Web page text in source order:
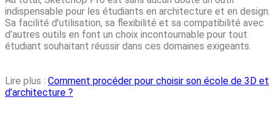
indispensable pour les étudiants en architecture et en design.
Sa facilité d’utilisation, sa flexibilité et sa compatibilité avec
d’autres outils en font un choix incontournable pour tout
étudiant souhaitant réussir dans ces domaines exigeants.
Lire plus : Comment procéder pour choisir son école de 3D et
d’architecture ?